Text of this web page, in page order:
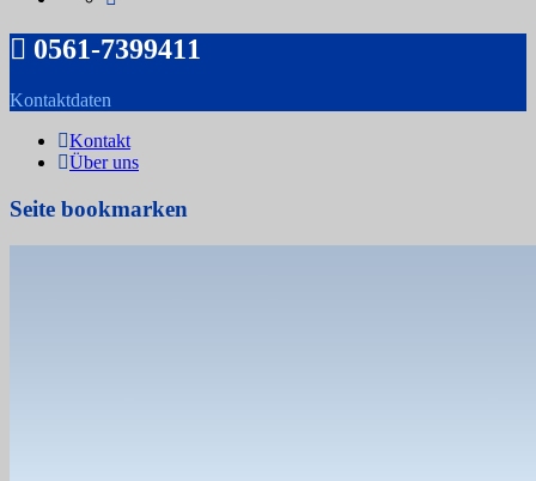
0561-7399411
Kontaktdaten
Kontakt
Über uns
Seite bookmarken